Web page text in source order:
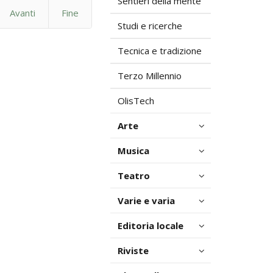
Avanti Fine
Studi e ricerche
Tecnica e tradizione
Terzo Millennio
OlisTech
Arte
Musica
Teatro
Varie e varia
Editoria locale
Riviste